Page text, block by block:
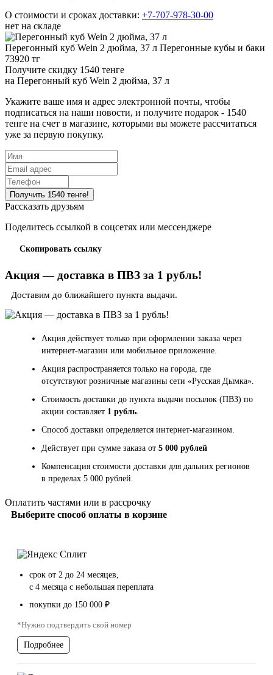
О стоимости и сроках доставки: +7-707-978-30-00
нет на складе
Перегонный куб Wein 2 дюйма, 37 л Перегонные кубы и баки
73920 тг
Получите скидку 1540 тенге
на Перегонный куб Wein 2 дюйма, 37 л
Укажите ваше имя и адрес электронной почты, чтобы
подписаться на наши новости, и получите подарок - 1540
тенге на счет в магазине, которыми вы можете рассчитаться
уже за первую покупку.
Рассказать друзьям
Поделитесь ссылкой в соцсетях или мессенджере
Скопировать ссылку
Акция — доставка в ПВЗ за 1 рубль!
Доставим до ближайшего пункта выдачи.
Акция действует только при оформлении заказа через
интернет-магазин или мобильное приложение.
Акция распространяется только на города, где
отсутствуют розничные магазины сети «Русская Дымка».
Стоимость доставки до пункта выдачи посылок (ПВЗ) по
акции составляет 1 рубль
Способ доставки определяется интернет-магазином.
Действует при сумме заказа от 5 000 рублей
Компенсация стоимости доставки для дальних регионов
в пределах 5 000 рублей.
Оплатить частями или в рассрочку
Выберите способ оплаты в корзине
срок от 2 до 24 месяцев,
с 4 месяца с небольшая переплата
покупки до 150 000 ₽
*Нужно подтвердить свой номер
Подробнее